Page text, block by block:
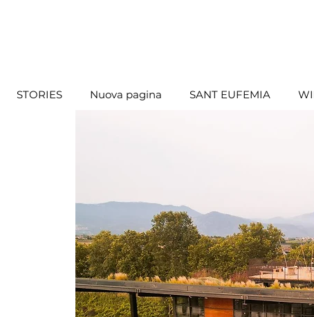
STORIES Nuova pagina SANT EUFEMIA